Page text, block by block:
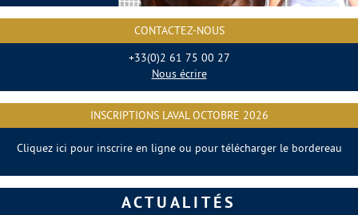
CONTACTEZ-NOUS
+33(0)2 61 75 00 27
Nous écrire
INSCRIPTIONS LAVAL OCTOBRE 2026
Cliquez ici pour inscrire en ligne ou pour télécharger le bordereau
ACTUALITÉS